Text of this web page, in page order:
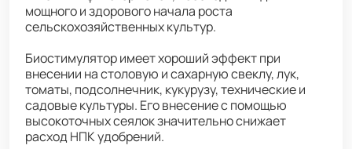
мощного и здорового начала роста
сельскохозяйственных культур.
Биостимулятор имеет хороший эффект при
внесении на столовую и сахарную свеклу, лук,
томаты, подсолнечник, кукурузу, технические и
садовые культуры. Его внесение с помощью
высокоточных сеялок значительно снижает
расход НПК удобрений.